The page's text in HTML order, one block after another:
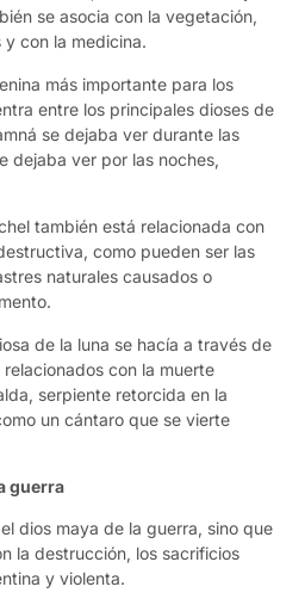
se asocia con la vegetación,
y con la medicina.
más importante para los
entre los principales dioses de
se dejaba ver durante las
dejaba ver por las noches,
también está relacionada con
como pueden ser las
naturales causados o
de la luna se hacía a través de
con la muerte
serpiente retorcida en la
un cántaro que se vierte
guerra
dios maya de la guerra, sino que
la destrucción, los sacrificios
y violenta.